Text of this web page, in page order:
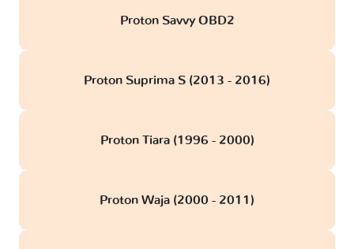
Proton Savvy OBD2
Proton Suprima S (2013 - 2016)
Proton Tiara (1996 - 2000)
Proton Waja (2000 - 2011)